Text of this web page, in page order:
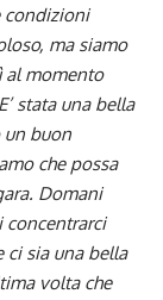
condizioni
ma siamo
al momento
stata una bella
un buon
che possa
Domani
concentrarci
ci sia una bella
volta che